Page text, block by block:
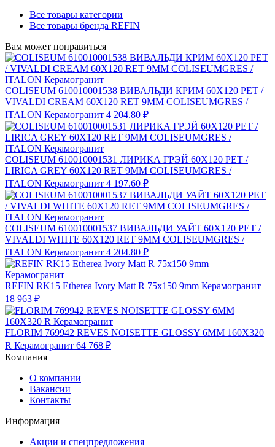
Все товары категории
Все товары бренда REFIN
Вам может понравиться
COLISEUM 610010001538 ВИВАЛЬДИ КРИМ 60X120 РЕТ /
VIVALDI CREAM 60X120 RET 9MM COLISEUMGRES /
ITALON Керамогранит 4 204.80 ₽
COLISEUM 610010001531 ЛИРИКА ГРЭЙ 60X120 РЕТ /
LIRICA GREY 60X120 RET 9MM COLISEUMGRES /
ITALON Керамогранит 4 197.60 ₽
COLISEUM 610010001537 ВИВАЛЬДИ УАЙТ 60X120 РЕТ /
VIVALDI WHITE 60X120 RET 9MM COLISEUMGRES /
ITALON Керамогранит 4 204.80 ₽
REFIN RK15 Etherea Ivory Matt R 75x150 9mm Керамогранит
18 963 ₽
FLORIM 769942 REVES NOISETTE GLOSSY 6MM 160X320
R Керамогранит 64 768 ₽
Компания
О компании
Вакансии
Контакты
Информация
Акции и спецпредложения